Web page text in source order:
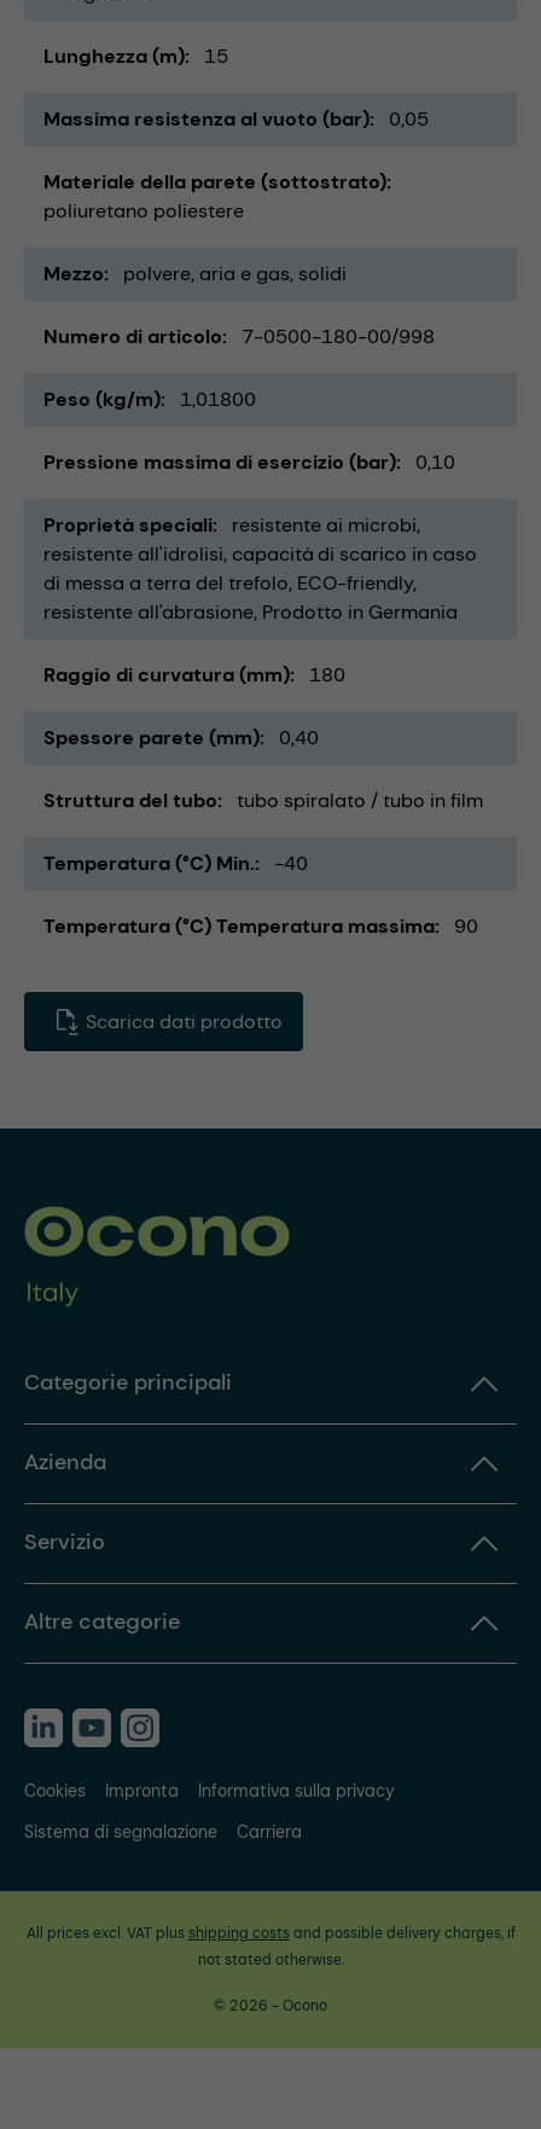
Lunghezza (m) 15
Massima resistenza al vuoto (bar) 0,05
Materiale della parete (sottostrato)
poliuretano poliestere
Mezzo polvere aria e gas solidi
Numero di articolo 7-0500-180-00/998
Peso (kg/m) 1,01800
Pressione massima di esercizio (bar) 0,10
Proprietà speciali
resistente ai microbi
resistente all'idrolisi capacità di scarico in caso
di messa a terra del trefolo ECO-friendly
resistente all'abrasione Prodotto in Germania
Raggio di curvatura (mm) 180
Spessore parete (mm) 0,40
Struttura del tubo tubo spiralato / tubo in film
Temperatura (°C) Min. -40
Temperatura (°C) Temperatura massima 90
Scarica dati prodotto
Categorie principali
Azienda
Servizio
Altre categorie
Cookies Impronta
Informativa sulla privacy
Sistema di segnalazione
Carriera
All prices excl. VAT plus shipping costsand possible delivery charges, if
not stated otherwise.
© 2026 - Ocono